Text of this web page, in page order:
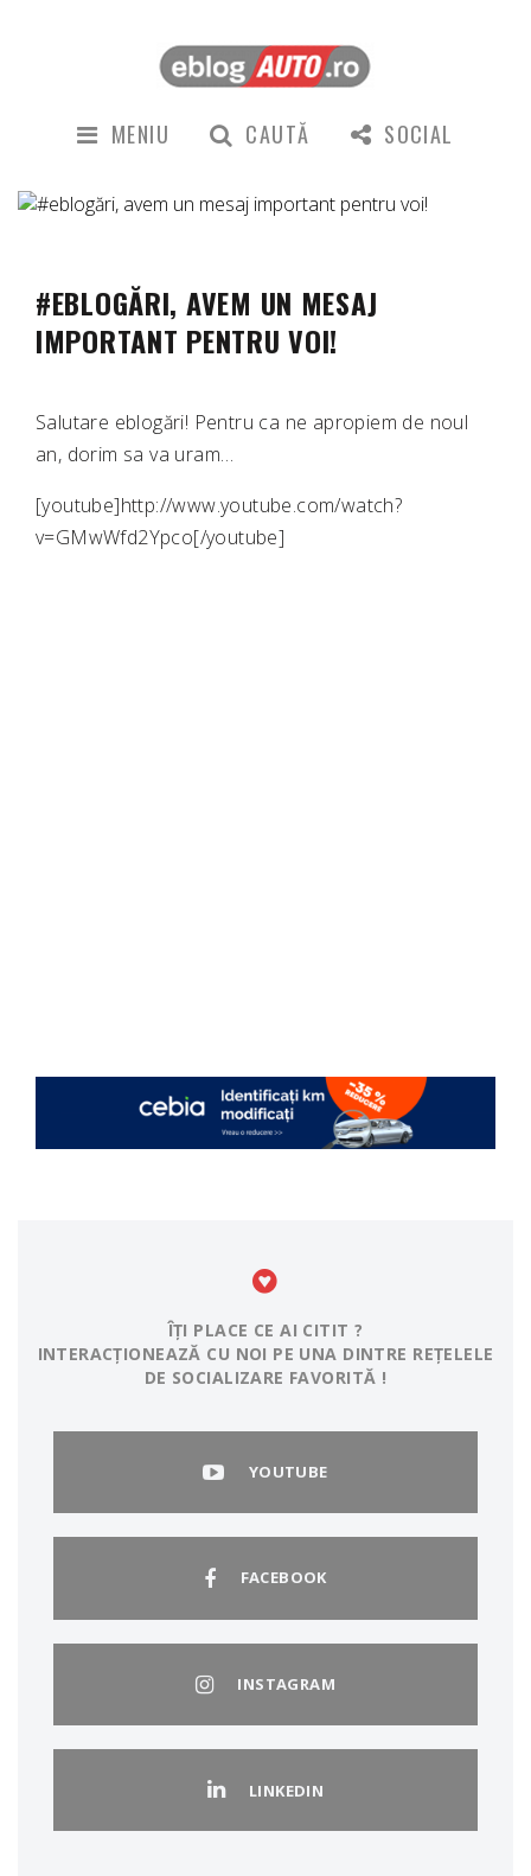
MENIU CAUTĂ SOCIAL
#EBLOGĂRI, AVEM UN MESAJ
IMPORTANT PENTRU VOI!
Salutare eblogări! Pentru ca ne apropiem de noul
an, dorim sa va uram…
[youtube]http://www.youtube.com/watch?
v=GMwWfd2Ypco[/youtube]
ÎȚI PLACE CE AI CITIT ?
INTERACȚIONEAZĂ CU NOI PE UNA DINTRE REȚELELE
DE SOCIALIZARE FAVORITĂ !
YOUTUBE
FACEBOOK
INSTAGRAM
LINKEDIN